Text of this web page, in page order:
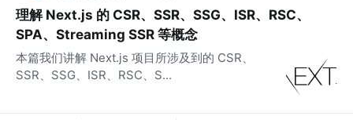
理解 Next.js 的 CSR、SSR、SSG、ISR、RSC、
SPA、Streaming SSR 等概念
本篇我们讲解 Next.js 项目所涉及到的 CSR、
SSR、SSG、ISR、RSC、S...